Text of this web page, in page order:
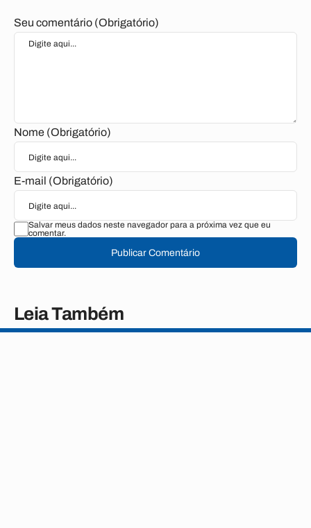
Seu comentário (Obrigatório)
Nome (Obrigatório)
E-mail (Obrigatório)
Salvar meus dados neste navegador para a próxima vez que eu
comentar.
Publicar Comentário
Leia Também